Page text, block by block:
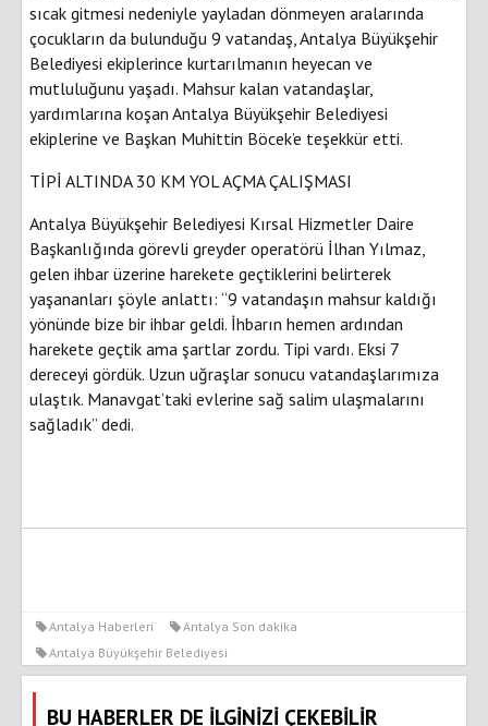
sıcak gitmesi nedeniyle yayladan dönmeyen aralarında
çocukların da bulunduğu 9 vatandaş, Antalya Büyükşehir
Belediyesi ekiplerince kurtarılmanın heyecan ve
mutluluğunu yaşadı. Mahsur kalan vatandaşlar,
yardımlarına koşan Antalya Büyükşehir Belediyesi
ekiplerine ve Başkan Muhittin Böcek’e teşekkür etti.
TİPİ ALTINDA 30 KM YOL AÇMA ÇALIŞMASI
Antalya Büyükşehir Belediyesi Kırsal Hizmetler Daire
Başkanlığında görevli greyder operatörü İlhan Yılmaz,
gelen ihbar üzerine harekete geçtiklerini belirterek
yaşananları şöyle anlattı: “9 vatandaşın mahsur kaldığı
yönünde bize bir ihbar geldi. İhbarın hemen ardından
harekete geçtik ama şartlar zordu. Tipi vardı. Eksi 7
dereceyi gördük. Uzun uğraşlar sonucu vatandaşlarımıza
ulaştık. Manavgat’taki evlerine sağ salim ulaşmalarını
sağladık” dedi.
Antalya Haberleri
Antalya Son dakika
Antalya Büyükşehir Belediyesi
BU HABERLER DE İLGİNİZİ ÇEKEBİLİR